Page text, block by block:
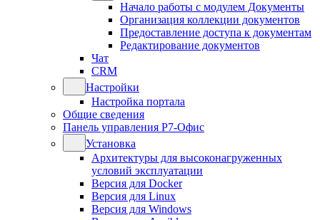
Начало работы с модулем Документы
Организация коллекции документов
Предоставление доступа к документам
Редактирование документов
Чат
CRM
Настройки
Настройка портала
Общие сведения
Панель управления Р7-Офис
Установка
Архитектуры для высоконагруженных
условий эксплуатации
Версия для Docker
Версия для Linux
Версия для Windows